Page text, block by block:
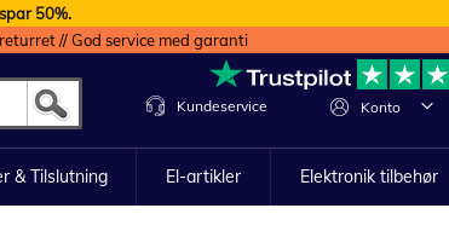
50%.
// God service med garanti
Konto
Lave
Kundeservice
& Tilslutning El-artikler Elektronik tilbehør